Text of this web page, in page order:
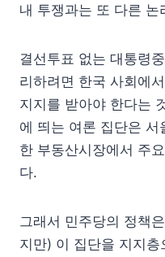
내 투쟁과는 또 다른 논
결선투표 없는 대통령
리하려면 한국 사회에
지지를 받아야 한다는
에 띄는 여론 집단은 서
한 부동산시장에서 주
다.
그래서 민주당의 정책
지만) 이 집단을 지지